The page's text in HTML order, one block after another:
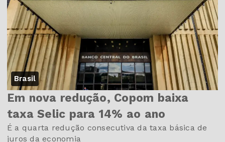
Brasil
Em nova redução, Copom baixa
taxa Selic para 14% ao ano
É a quarta redução consecutiva da taxa básica de
juros da economia